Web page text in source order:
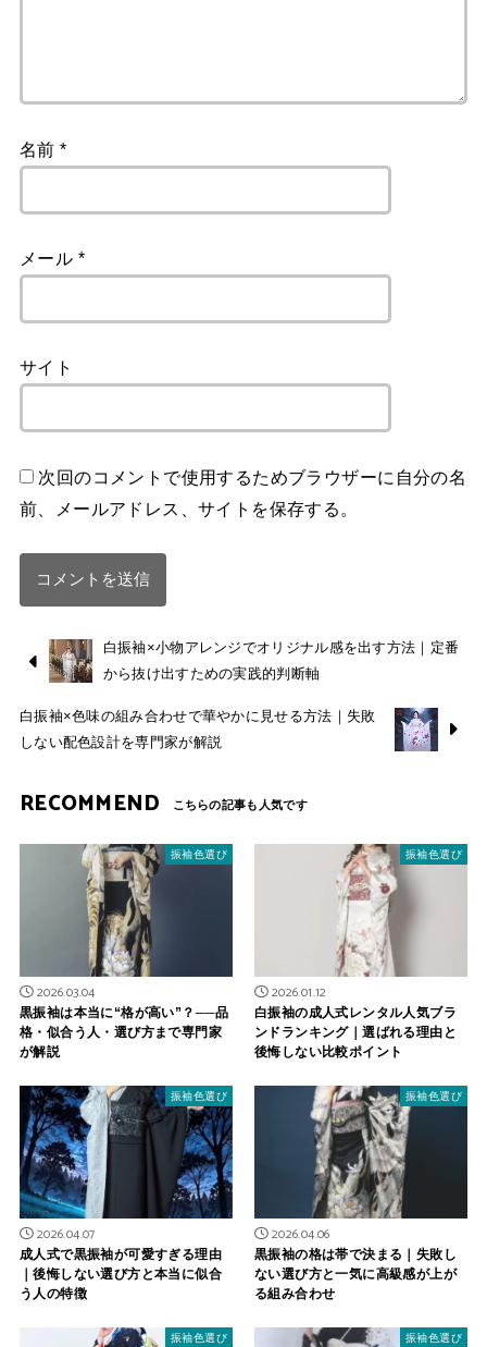
名前*
メール *
サイト
次回のコメントで使用するためブラウザーに自分の名
前、メールアドレス、サイトを保存する。
白振袖×小物アレンジでオリジナル感を出す方法｜定番
から抜け出すための実践的判断軸
白振袖×色味の組み合わせで華やかに見せる方法｜失敗
しない配色設計を専門家が解説
RECOMMEND
振袖色選び
2026.03.04
黒振袖は本当に“格が高い”？──品
格・似合う人・選び方まで専門家
が解説
振袖色選び
2026.01.12
白振袖の成人式レンタル人気ブラ
ンドランキング｜選ばれる理由と
後悔しない比較ポイント
振袖色選び
2026.04.07
成人式で黒振袖が可愛すぎる理由
｜後悔しない選び方と本当に似合
う人の特徴
振袖色選び
2026.04.06
黒振袖の格は帯で決まる｜失敗し
ない選び方と一気に高級感が上が
る組み合わせ
振袖色選び 振袖色選び